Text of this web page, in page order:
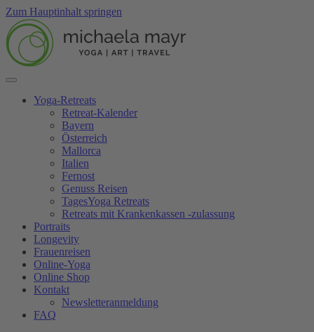
Zum Hauptinhalt springen
Yoga-Retreats
Retreat-Kalender
Bayern
Österreich
Mallorca
Italien
Fernost
Genuss Reisen
TagesYoga Retreats
Retreats mit Krankenkassen -zulassung
Portraits
Longevity
Frauenreisen
Online-Yoga
Online Shop
Kontakt
Newsletteranmeldung
FAQ